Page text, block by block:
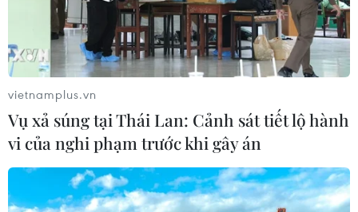
Vợ của trùm khủng bố al-Baghdadi khai
nhiều bí mật của IS
Vợ của al-Baghdadi tự khai tên là Rania Mahmoud,
nhưng trên thực tế được nhận dạng là Asma Fawzi
Muhammad Al-Qubaysi đã tự nguyện khai báo một loạt
thông tin về chồng của bà.
vietnamplus.vn
Vụ xả súng tại Thái Lan: Cảnh sát tiết lộ hành
vi của nghi phạm trước khi gây án